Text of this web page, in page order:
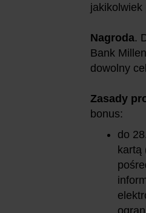
jakikolwiek
Nagroda.
Bank
dowolny
Zasady
bonus:
do
kartą